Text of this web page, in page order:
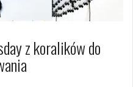
z koralików do